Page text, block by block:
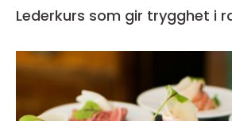
Lederkurs som gir trygghet i